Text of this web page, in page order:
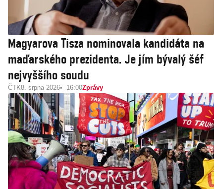
Magyarova Tisza nominovala kandidáta na
maďarského prezidenta. Je jím bývalý šéf
nejvyššího soudu
ČTK8. srpna 2026 16:00Zprávy